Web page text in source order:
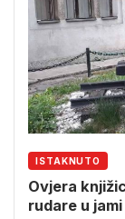
ISTAKNUTO
Ovjera
rudare u